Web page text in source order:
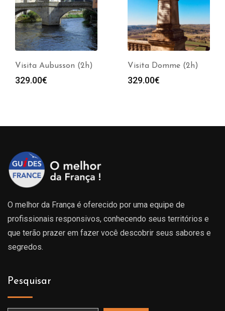
Visita Aubusson (2h)
329.00€
Visita Domme (2h)
329.00€
O melhor da França é oferecido por uma equipe de
profissionais responsivos, conhecendo seus territórios e
que terão prazer em fazer você descobrir seus sabores e
segredos.
Pesquisar